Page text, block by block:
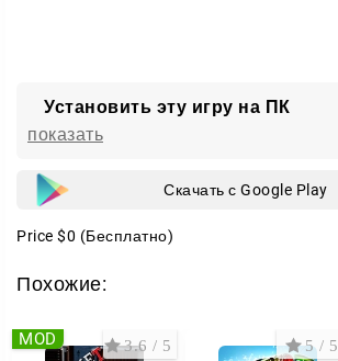
Установить эту игру на ПК
показать
Скачать с Google Play
Price $0 (Бесплатно)
Похожие:
3.6 / 5
MOD 5 / 5